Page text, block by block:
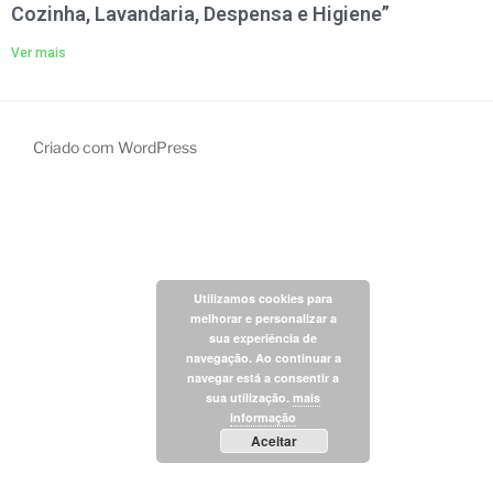
Cozinha, Lavandaria, Despensa e Higiene”
Ver mais
Criado com WordPress
Utilizamos cookies para
melhorar e personalizar a
sua experiência de
navegação. Ao continuar a
navegar está a consentir a
sua utilização. mais
informação
Aceitar